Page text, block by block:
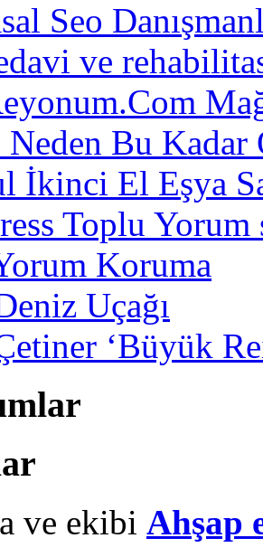
Seo
ve
Bu Kadar
İkinci El Eşya
Toplu
Koruma
Uçağı
‘Büyük
ve ekibi Ahşap